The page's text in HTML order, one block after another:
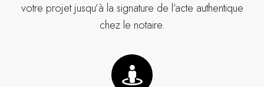
votre projet jusqu’à la signature de l’acte authentique
chez le notaire.